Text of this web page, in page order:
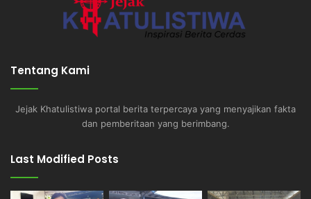
Tentang Kami
Jejak Khatulistiwa portal berita terpercaya yang menyajikan fakta
dan pemberitaan yang berimbang.
Last Modified Posts